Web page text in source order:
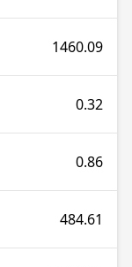
1460.09
0.32
0.86
484.61